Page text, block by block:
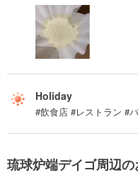
Holiday
#飲食店 #レストラン #
琉球炉端デイゴ周辺